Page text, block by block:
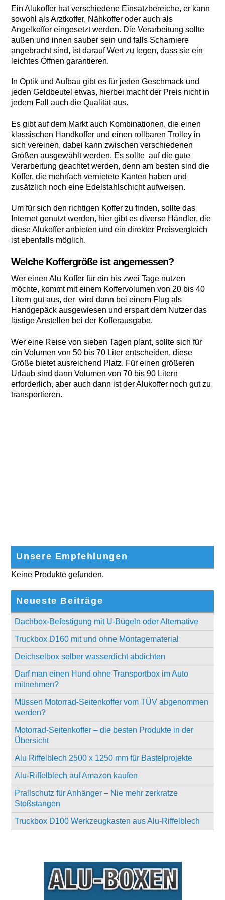
Ein Alukoffer hat verschiedene Einsatzbereiche, er kann
sowohl als Arztkoffer, Nähkoffer oder auch als
Angelkoffer eingesetzt werden. Die Verarbeitung sollte
außen und innen sauber sein und falls Scharniere
angebracht sind, ist darauf Wert zu legen, dass sie ein
leichtes Öffnen garantieren.
In Optik und Aufbau gibt es für jeden Geschmack und
jeden Geldbeutel etwas, hierbei macht der Preis nicht in
jedem Fall auch die Qualität aus.
Es gibt auf dem Markt auch Kombinationen, die einen
klassischen Handkoffer und einen rollbaren Trolley in
sich vereinen, dabei kann zwischen verschiedenen
Größen ausgewählt werden. Es sollte auf die gute
Verarbeitung geachtet werden, denn am besten sind die
Koffer, die mehrfach vernietete Kanten haben und
zusätzlich noch eine Edelstahlschicht aufweisen.
Um für sich den richtigen Koffer zu finden, sollte das
Internet genutzt werden, hier gibt es diverse Händler, die
diese Alukoffer anbieten und ein direkter Preisvergleich
ist ebenfalls möglich.
Welche Koffergröße ist angemessen?
Wer einen Alu Koffer für ein bis zwei Tage nutzen
möchte, kommt mit einem Koffervolumen von 20 bis 40
Litern gut aus, der wird dann bei einem Flug als
Handgepäck ausgewiesen und erspart dem Nutzer das
lästige Anstellen bei der Kofferausgabe.
Wer eine Reise von sieben Tagen plant, sollte sich für
ein Volumen von 50 bis 70 Liter entscheiden, diese
Größe bietet ausreichend Platz. Für einen größeren
Urlaub sind dann Volumen von 70 bis 90 Litern
erforderlich, aber auch dann ist der Alukoffer noch gut zu
transportieren.
Unsere Empfehlungen
Keine Produkte gefunden.
Neueste Beiträge
Dachbox-Befestigung mit U-Bügeln oder Alternative
Truckbox D160 mit und ohne Montagematerial
Deichselbox selber wasserdicht abdichten
Darf man einen Hund ohne Transportbox im Auto
mitnehmen?
Müssen Motorrad-Seitenkoffer vom TÜV abgenommen
werden?
Motorrad-Seitenkoffer – die besten Produkte in der
Übersicht
Alu Riffelblech 2500 x 1250 mm für Bastelprojekte
Alu-Riffelblech auf Amazon kaufen
Prallschutz für Anhänger – Nie mehr zerkratze
Stoßstangen
Truckbox D100 Werkzeugkasten aus Alu-Riffelblech